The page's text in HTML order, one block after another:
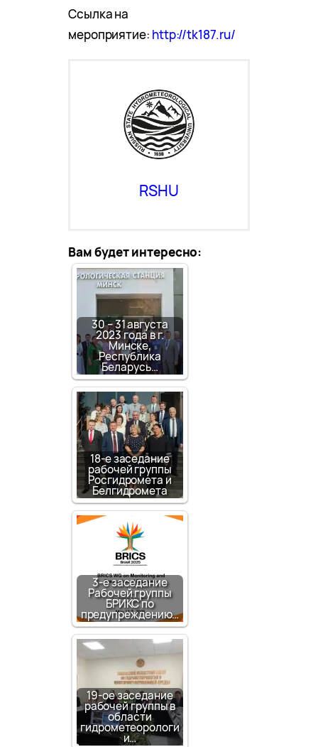
Ссылка на
мероприятие: http://tk187.ru/
RSHU
Вам будет интересно:
30 – 31 августа
2023 года в г.
Минске,
Республика
Беларусь…
18-е заседание
рабочей группы
Росгидромета и
Белгидромета
3-е заседание
Рабочей группы
БРИКС по
предупреждению…
19-ое заседание
рабочей группы в
области
гидрометеорологи
и…